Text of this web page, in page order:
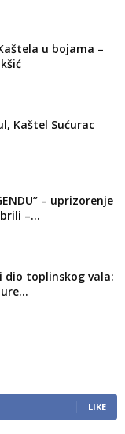
u bojama –
Kaštel Sućurac
– uprizorenje
–...
dio toplinskog vala:
LIKE